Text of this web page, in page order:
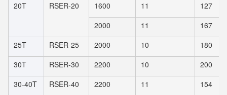
20T
RSER-20 1600 11
127
2000
11
167
25T
RSER-25 2000 10
180
30T
RSER-30 2200 10
200
30-40T
RSER-40 2200 11 154